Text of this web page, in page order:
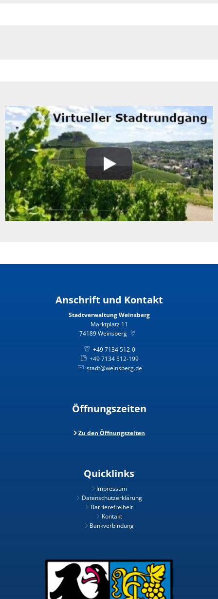
Anschrift und Kontakt
Stadtverwaltung Weinsberg
Marktplatz 11
74189Weinsberg
+49 7134 512-0
+49 7134 512-199
stadt@weinsberg.de
Öffnungszeiten
Zu den Öffnungszeiten
Quicklinks
Impressum
Datenschutzerklärung
Barrierefreiheit
Kontakt
Bankverbindung